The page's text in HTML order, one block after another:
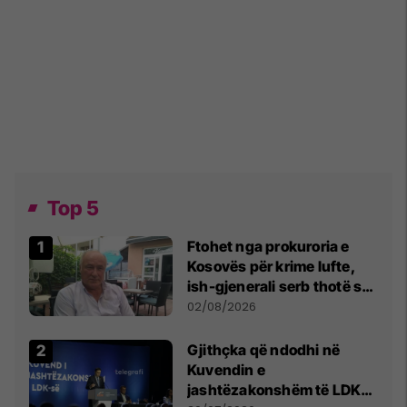
Top 5
Ftohet nga prokuroria e
Kosovës për krime lufte,
ish-gjenerali serb thotë se
dikush e tradhtoi në
02/08/2026
Gjithçka që ndodhi në
Kuvendin e
jashtëzakonshëm të LDK-